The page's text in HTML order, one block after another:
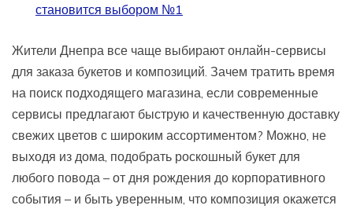
становится выбором №1
Жители Днепра все чаще выбирают онлайн-сервисы
для заказа букетов и композиций. Зачем тратить время
на поиск подходящего магазина, если современные
сервисы предлагают быструю и качественную доставку
свежих цветов с широким ассортиментом? Можно, не
выходя из дома, подобрать роскошный букет для
любого повода – от дня рождения до корпоративного
события – и быть уверенным, что композиция окажется